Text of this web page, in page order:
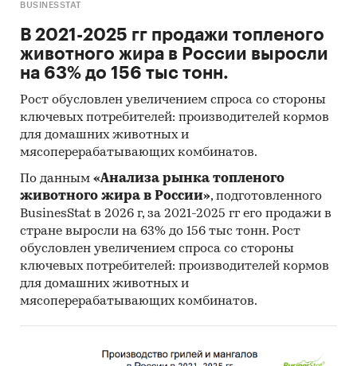
BUSINESSTAT
В 2021-2025 гг продажи топленого
животного жира в России выросли
на 63% до 156 тыс тонн.
Рост обусловлен увеличением спроса со стороны
ключевых потребителей: производителей кормов
для домашних животных и
мясоперерабатывающих комбинатов.
По данным «Анализа рынка топленого
животного жира в России», подготовленного
BusinesStat в 2026 г, за 2021-2025 гг его продажи в
стране выросли на 63% до 156 тыс тонн. Рост
обусловлен увеличением спроса со стороны
ключевых потребителей: производителей кормов
для домашних животных и
мясоперерабатывающих комбинатов.